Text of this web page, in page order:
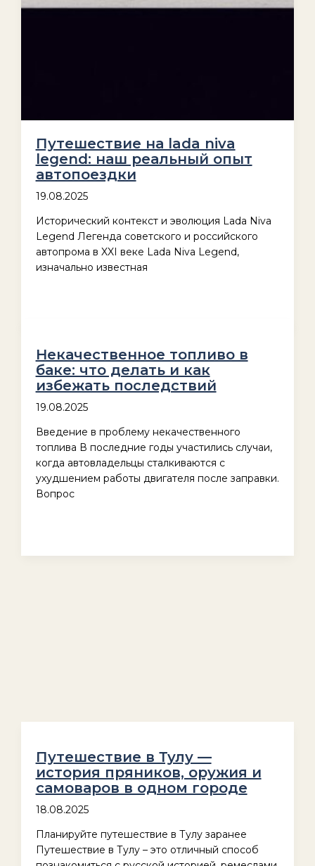
Путешествие на lada niva
legend: наш реальный опыт
автопоездки
19.08.2025
Исторический контекст и эволюция Lada Niva
Legend Легенда советского и российского
автопрома в XXI веке Lada Niva Legend,
изначально известная
Некачественное топливо в
баке: что делать и как
избежать последствий
19.08.2025
Введение в проблему некачественного
топлива В последние годы участились случаи,
когда автовладельцы сталкиваются с
ухудшением работы двигателя после заправки.
Вопрос
Путешествие в Тулу —
история пряников, оружия и
самоваров в одном городе
18.08.2025
Планируйте путешествие в Тулу заранее
Путешествие в Тулу – это отличный способ